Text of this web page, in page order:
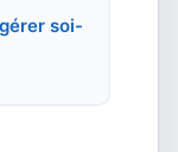
soi-